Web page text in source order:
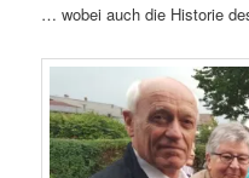
… wobei auch die Historie